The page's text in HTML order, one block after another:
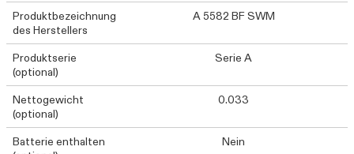
Produktbezeichnung
des Herstellers
A 5582 BF SWM
Produktserie
(optional)
Serie A
Nettogewicht
(optional)
0.033
Batterie enthalten
Nein